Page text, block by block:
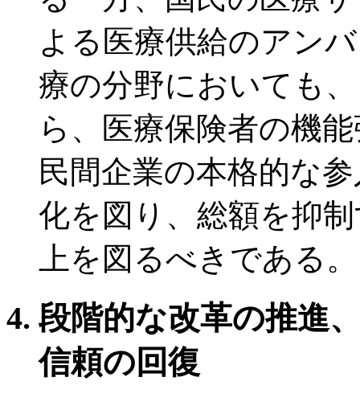
よる医療供給のアン
療の分野においても
ら、医療保険者の機
民間企業の本格的な
化を図り、総額を抑
上を図るべきである。
段階的な改革の推進
信頼の回復